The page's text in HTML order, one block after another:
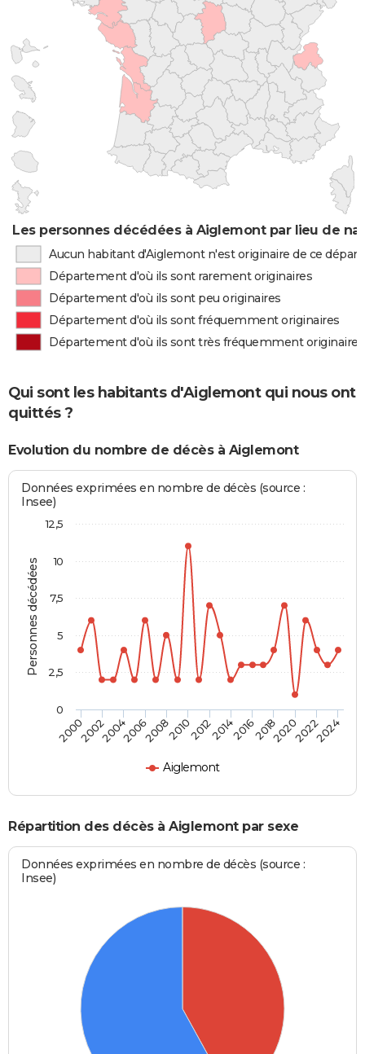
Les personnes décédées à Aiglemont par lieu de
Aucun habitant d'Aiglemont n'est originaire de ce
Département d'où ils sont rarement originaires
Département d'où ils sont peu originaires
Département d'où ils sont fréquemment originaires
Département d'où ils sont très fréquemment originaires
Qui sont les habitants d'Aiglemont qui nous ont
quittés ?
Evolution du nombre de décès à Aiglemont
Personnes décédées
Données exprimées en nombre de décès (source :
Insee)
Aiglemont
2000200220042006200820102012201420162018202020222024
0
2,5
5
7,5
10
12,5
Répartition des décès à Aiglemont par sexe
Données exprimées en nombre de décès (source :
Insee)